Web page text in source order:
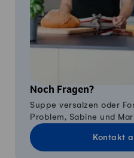
Noch Fragen?
Suppe versalzen oder
Problem, Sabine und
Kontakt